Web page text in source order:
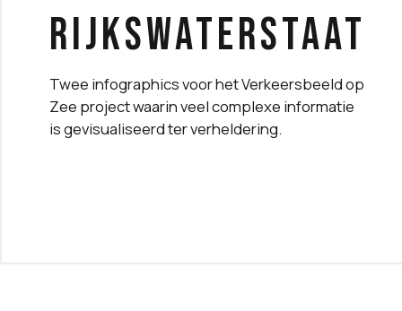
rijkswaterstaat
Twee infographics voor het Verkeersbeeld op
Zee project waarin veel complexe informatie
is gevisualiseerd ter verheldering.